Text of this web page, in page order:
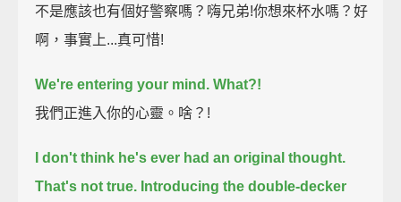
不是應該也有個好警察嗎？嗨兄弟!你想來杯水嗎？好
啊，事實上...真可惜!
We're entering your mind. What?!
我們正進入你的心靈。啥？!
I don't think he's ever had an original thought.
That's not true. Introducing the double-decker